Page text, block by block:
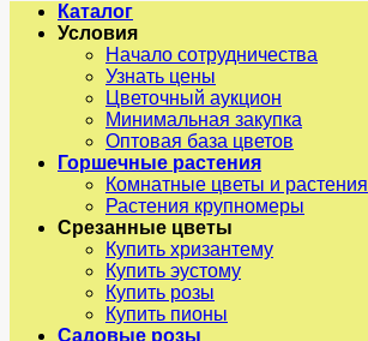
Каталог
Условия
Начало сотрудничества
Узнать цены
Цветочный аукцион
Минимальная закупка
Оптовая база цветов
Горшечные растения
Комнатные цветы и растения
Растения крупномеры
Срезанные цветы
Купить хризантему
Купить эустому
Купить розы
Купить пионы
Садовые розы